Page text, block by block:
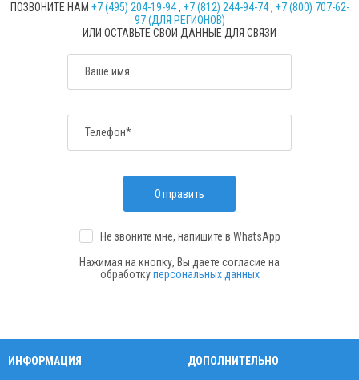
ПОЗВОНИТЕ НАМ +7 (495) 204-19-94, +7 (812) 244-94-74, +7 (800) 707-62-
97 (ДЛЯ РЕГИОНОВ)
ИЛИ ОСТАВЬТЕ СВОИ ДАННЫЕ ДЛЯ СВЯЗИ
Ваше имя
Телефон*
Отправить
Не звоните мне, напишите в WhatsApp
Нажимая на кнопку, Вы даете согласие на
обработкуперсональных данных
ИНФОРМАЦИЯ ДОПОЛНИТЕЛЬНО